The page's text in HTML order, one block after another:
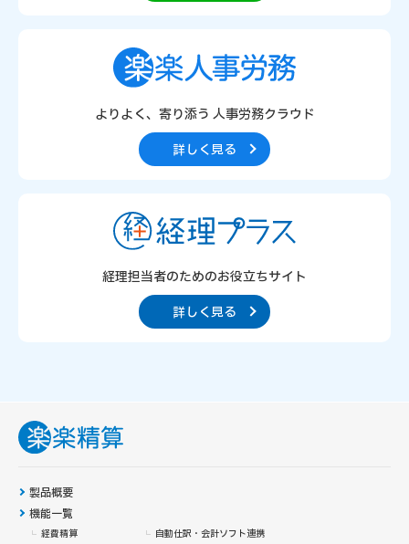
よりよく、寄り添う 人事労務クラウド
詳しく見る
経理担当者のためのお役立ちサイト
詳しく見る
製品概要
機能一覧
経費精算
自動仕訳・会計ソフト連携